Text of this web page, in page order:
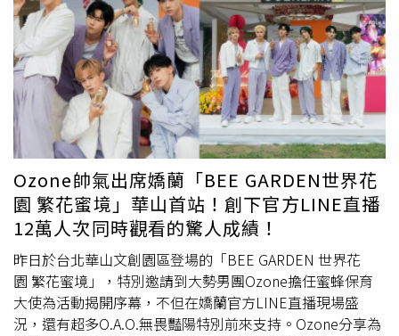
中性香氛，全數在櫃上登場，不管是重口味的濃烈美食調或
是木質調、花香調、皮革調，通通找得到，絕對是香氛迷必
逛的最新品牌，而且品牌也推出SOLFÉRINO PARIS 5入15
ML淡香精禮盒組，裡面包含01塞納河遊夢、03皇家茶敘、
06星耀巴黎、08芳登之吻、09伏爾泰一見傾心，讓你一次
擁有多種香氣。​全新登場歡慶開幕：三重限量贈禮A. 品牌精
緻贈禮凡於活動期間單筆消費不限金額，即可獲贈品牌精緻
陶瓷擴香片＋專屬綠色絨布束口袋。陶瓷以品牌標誌與放射
狀光芒設計，可懸掛於衣櫥、隨身包或車內，持續散發細膩
香氣。數量有限，贈完為止。（圖／品牌提供）B. 品牌客
製服務凡購買125ml淡香精，即可於瓶身背面任選三款獨家
設計貼紙，將巴黎插畫化作專屬浮雕，增添收藏價值。限量
設計，贈完為止。（圖／黃筱婷攝）C. 巴黎插畫明信片凡於
活動期間單筆消費不限金額，即可獲得巴黎插畫明信片乙
張，作為SOLFÉRINO專屬的城市紀念。數量有限，贈完為
2. 上傳打卡照，送每日限量「香氛小花吊飾」3. 消費
即贈「香氛針織花卡」4. 單筆香氛滿萬，享限定「香氛
禮盒包裝服務」5. 6/6～6/30 購買花草水語任一件，加贈
「皇家蜂王乳蜜露15ml」6. 花草水語系列任選2件享9折
優惠活動現場完成體驗，享限量「香氛明信片」及限量「療
癒4件禮」，包含「皇家蜂王乳平衡油精華 體驗禮」、「皇
家蜂王乳雙導精華 體驗禮」、「花草水語香氛針管」與
「蜜源種子」！（款式依現場為準，數量有限，贈完為
止。） （圖／品牌提供） BEE GARDEN療癒好禮_活動期
間（0606-0810）於「BEE GARDEN 心之沉浸 療癒花園蜜
境」活動現場消費香氛滿萬，享「限定禮盒包裝服務」（圖
／品牌提供）2.義式香氣的巡遊盛宴！Acqua di Parma「地
中海珍釀淡香精系列」＋夏日活動開跑義大利百年香氛品
牌 Acqua di Parma 推出全新「地中海珍釀淡香精系列」，
採兩個月慢工浸釀技術，從人氣香氣進化出三款珍釀淡香精
Ozone帥氣出席嬌蘭「BEE GARDEN世界花
園 繁花蜜境」華山首站！創下官方LINE直播
12萬人次同時觀看的驚人成績！
昨日於台北華山文創園區登場的「BEE GARDEN 世界花
園 繁花蜜境」，特別邀請到大勢男團Ozone擔任蜜蜂保育
大使為活動揭開序幕，不但在嬌蘭官方LINE直播現場盛
況，還有超多O.A.O.無畏豔陽特別前來支持。Ozone分享為